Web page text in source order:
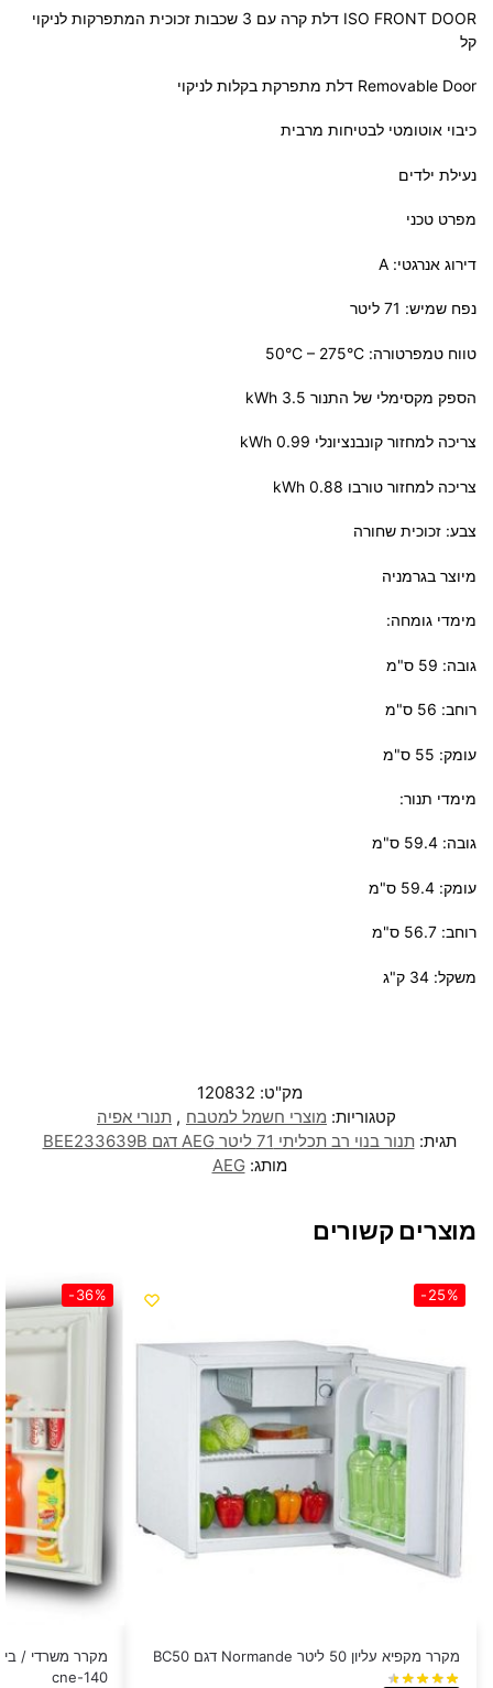
ISO FRONT DOOR דלת קרה עם 3 שכבות זכוכית המתפרקות לניקוי
קל
Removable Door דלת מתפרקת בקלות לניקוי
כיבוי אוטומטי לבטיחות מרבית
נעילת ילדים
מפרט טכני
דירוג אנרגטי: A
נפח שמיש: 71 ליטר
טווח טמפרטורה: 50°C – 275°C
הספק מקסימלי של התנור 3.5 kWh
צריכה למחזור קונבנציונלי kWh 0.99
צריכה למחזור טורבו kWh 0.88
צבע: זכוכית שחורה
מיוצר בגרמניה
מימדי גומחה:
גובה: 59 ס"מ
רוחב: 56 ס"מ
עומק: 55 ס"מ
מימדי תנור:
גובה: 59.4 ס"מ
עומק: 59.4 ס"מ
רוחב: 56.7 ס"מ
משקל: 34 ק"ג
מק"ט: 120832
קטגוריות: מוצרי חשמל למטבח , תנורי אפיה
תגית:תנור בנוי רב תכליתי 71 ליטר AEG דגם BEE233639B
מותג:AEG
מוצרים קשורים
-25%
מקרר מקפיא עליון ‏50 ‏ליטר Normande דגם BC50
-36%
cne-140